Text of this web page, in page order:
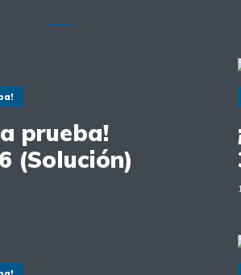
prueba!
(Solución)